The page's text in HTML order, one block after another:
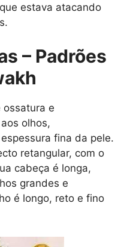
estava atacando
– Padrões
ossatura e
olhos,
fina da pele.
retangular, com o
cabeça é longa,
grandes e
é longo, reto e fino